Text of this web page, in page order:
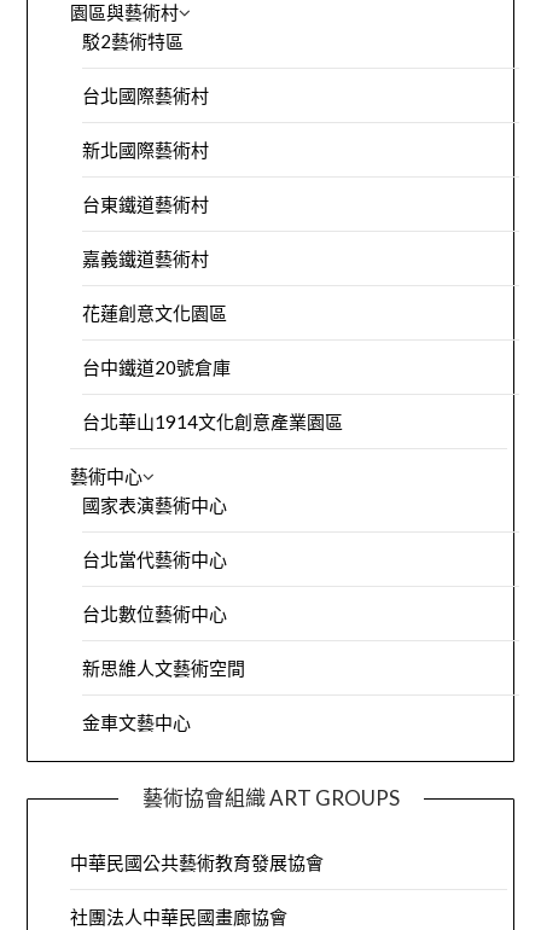
園區與藝術村
駁2藝術特區
台北國際藝術村
新北國際藝術村
台東鐵道藝術村
嘉義鐵道藝術村
花蓮創意文化園區
台中鐵道20號倉庫
台北華山1914文化創意產業園區
藝術中心
國家表演藝術中心
台北當代藝術中心
台北數位藝術中心
新思維人文藝術空間
金車文藝中心
藝術協會組織 ART GROUPS
中華民國公共藝術教育發展協會
社團法人中華民國畫廊協會